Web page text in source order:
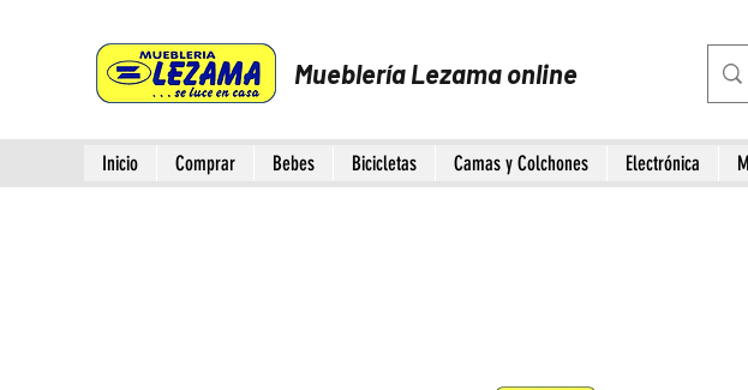
Mueblería Lezama online
Inicio Comprar Bebes Bicicletas Camas y Colchones Electrónica